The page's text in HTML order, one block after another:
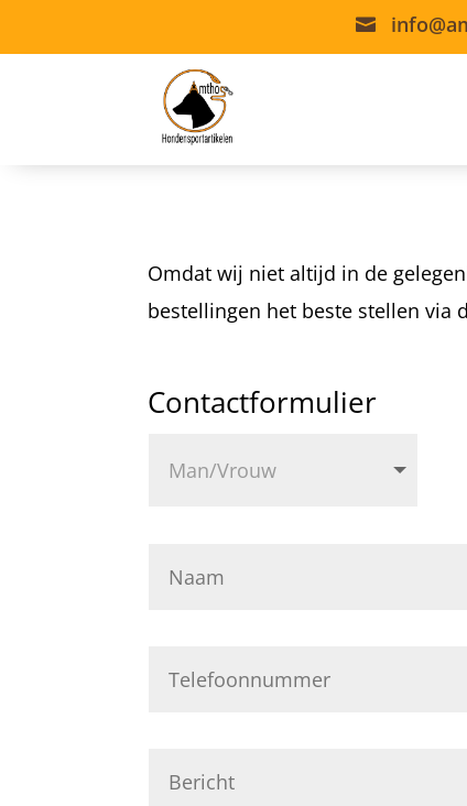

Omdat wij niet altijd in de
bestellingen het beste stellen via
Contactformulier